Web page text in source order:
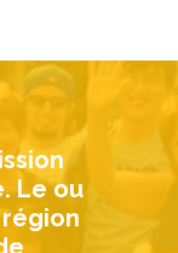
Le ou